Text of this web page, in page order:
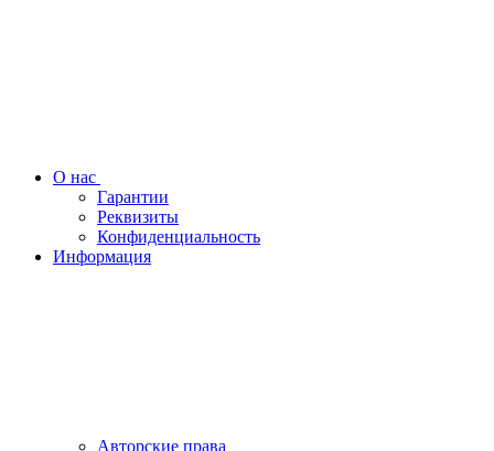
О нас
Гарантии
Реквизиты
Конфиденциальность
Информация
Авторские права